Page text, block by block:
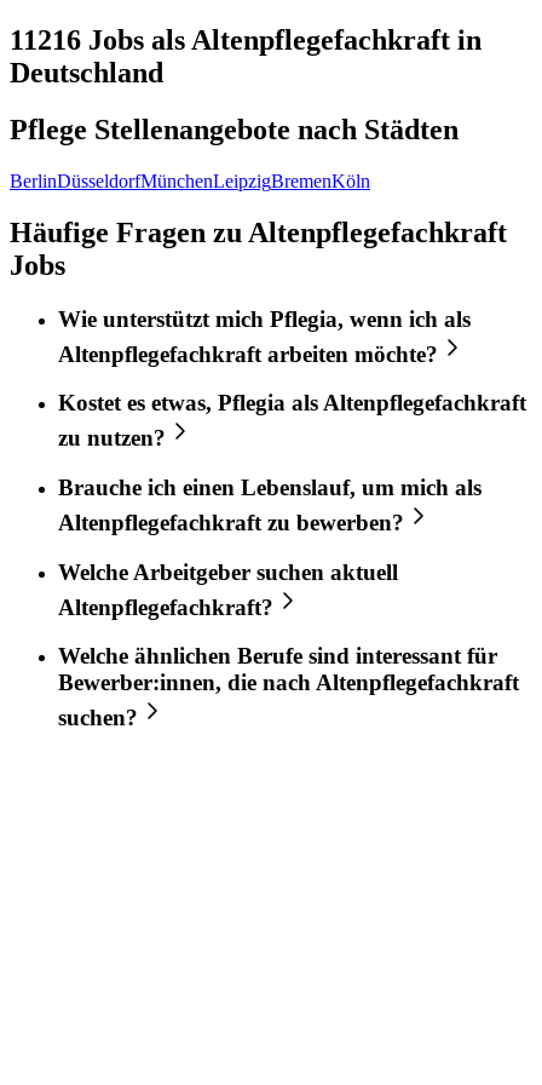
11216 Jobs als Altenpflegefachkraft in
Deutschland
Pflege Stellenangebote nach Städten
BerlinDüsseldorfMünchenLeipzigBremenKöln
Häufige Fragen zu Altenpflegefachkraft
Jobs
Wie unterstützt mich Pflegia, wenn ich als
Altenpflegefachkraft arbeiten möchte?
Kostet es etwas, Pflegia alsAltenpflegefachkraft
zu nutzen?
Brauche ich einen Lebenslauf, um mich als
Altenpflegefachkraft zu bewerben?
Welche Arbeitgeber suchen aktuell
Altenpflegefachkraft?
Welche ähnlichen Berufe sind interessant für
Bewerber:innen, die nachAltenpflegefachkraft
suchen?